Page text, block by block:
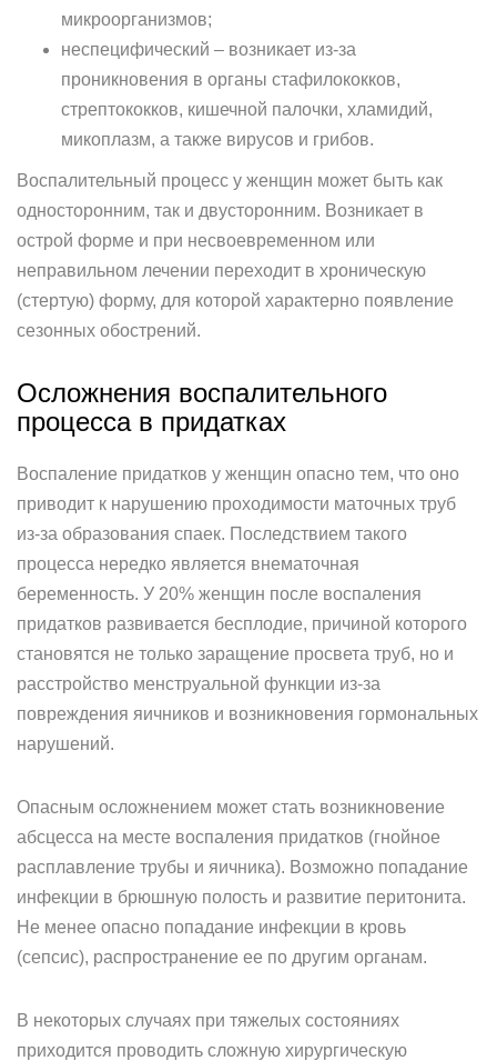
микроорганизмов;
неспецифический – возникает из-за
проникновения в органы стафилококков,
стрептококков, кишечной палочки, хламидий,
микоплазм, а также вирусов и грибов.
Воспалительный процесс у женщин может быть как
односторонним, так и двусторонним. Возникает в
острой форме и при несвоевременном или
неправильном лечении переходит в хроническую
(стертую) форму, для которой характерно появление
сезонных обострений.
Осложнения воспалительного
процесса в придатках
Воспаление придатков у женщин опасно тем, что оно
приводит к нарушению проходимости маточных труб
из-за образования спаек. Последствием такого
процесса нередко является внематочная
беременность. У 20% женщин после воспаления
придатков развивается бесплодие, причиной которого
становятся не только заращение просвета труб, но и
расстройство менструальной функции из-за
повреждения яичников и возникновения гормональных
нарушений.
Опасным осложнением может стать возникновение
абсцесса на месте воспаления придатков (гнойное
расплавление трубы и яичника). Возможно попадание
инфекции в брюшную полость и развитие перитонита.
Не менее опасно попадание инфекции в кровь
(сепсис), распространение ее по другим органам.
В некоторых случаях при тяжелых состояниях
приходится проводить сложную хирургическую